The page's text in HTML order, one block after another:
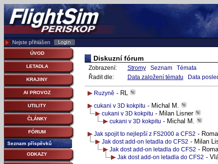
Nejste přihlášen
ÚVOD
LETADLA
KRAJINY
AI PROVOZ
UTILITY
ČLÁNKY
FÓRUM
Seznam příspěvků
ODKAZY
Diskuzní fórum
Zobrazení: Stromy Seznam
Témata
Řadit dle:
Data založení tématu Data
Ruzyně - RL
cukani v 3D kokpitu - Michal M.
cukani v 3D kokpitu - Milan Lisner
cukani v 3D kokpitu - Michal M.
Jak spojit to nejlepší z FS2000 a CFS2 -
Jak dost add-on letadla do CFS2 - Milan
Jak dost add-on letadla do CFS2 -
Jak dost add-on letadla do CFS2 -